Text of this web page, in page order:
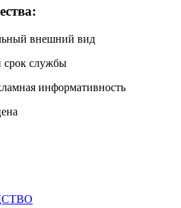
внешний вид
срок службы
информативность